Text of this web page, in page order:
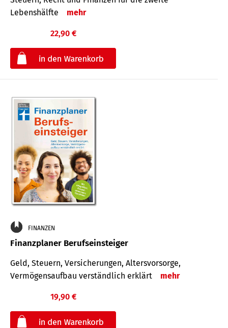
Lebenshälfte
mehr
22,90 €
FINANZEN
Finanzplaner Berufseinsteiger
Geld, Steuern, Versicherungen, Altersvorsorge,
Vermögensaufbau verständlich erklärt
mehr
19,90 €